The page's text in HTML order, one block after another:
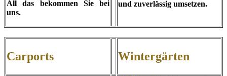
All das bekommen Sie bei
uns.
und zuverlässig umsetzen.
Carports Wintergärten